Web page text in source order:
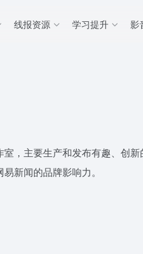
线报资源 学习提升 影
，主要生产和发布有趣、创
新闻的品牌影响力。